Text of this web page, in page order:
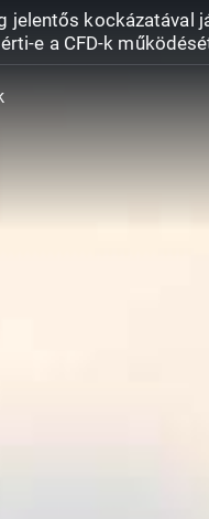
jelentős kockázatával
e a CFD-k